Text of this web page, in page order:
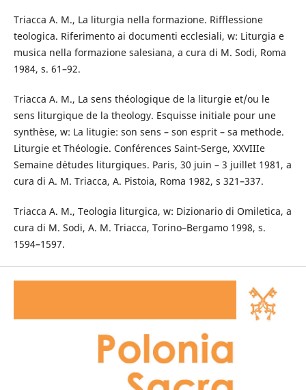
Triacca A. M., La liturgia nella formazione. Rifflessione
teologica. Riferimento ai documenti ecclesiali, w: Liturgia e
musica nella formazione salesiana, a cura di M. Sodi, Roma
1984, s. 61–92.
Triacca A. M., La sens théologique de la liturgie et/ou le
sens liturgique de la theology. Esquisse initiale pour une
synthèse, w: La litugie: son sens – son esprit – sa methode.
Liturgie et Théologie. Conférences Saint­‑Serge, XXVIIIe
Semaine d`etudes liturgiques. Paris, 30 juin – 3 juillet 1981, a
cura di A. M. Triacca, A. Pistoia, Roma 1982, s 321–337.
Triacca A. M., Teologia liturgica, w: Dizionario di Omiletica, a
cura di M. Sodi, A. M. Triacca, Torino–Bergamo 1998, s.
1594–1597.